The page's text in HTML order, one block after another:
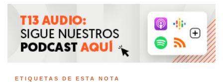
ETIQUETAS DE ESTA NOTA